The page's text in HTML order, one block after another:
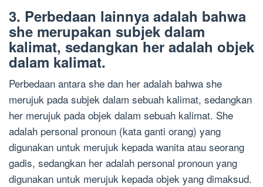
3. Perbedaan lainnya adalah bahwa
she merupakan subjek dalam
kalimat, sedangkan her adalah objek
dalam kalimat.
Perbedaan antara she dan her adalah bahwa she
merujuk pada subjek dalam sebuah kalimat, sedangkan
her merujuk pada objek dalam sebuah kalimat. She
adalah personal pronoun (kata ganti orang) yang
digunakan untuk merujuk kepada wanita atau seorang
gadis, sedangkan her adalah personal pronoun yang
digunakan untuk merujuk kepada objek yang dimaksud.